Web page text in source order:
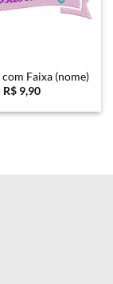
Faixa (nome)
R$ 9,90